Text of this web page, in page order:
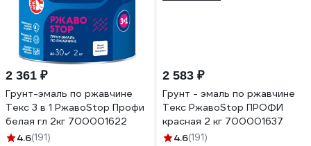
2 361 ₽
Грунт-эмаль по ржавчине
Текс 3 в 1 РжавоStop Профи
белая гл 2кг 700001622
4.6(191)
2 583 ₽
Грунт - эмаль по ржавчине
Текс РжавоStop ПРОФИ
красная 2 кг 700001637
4.6(191)